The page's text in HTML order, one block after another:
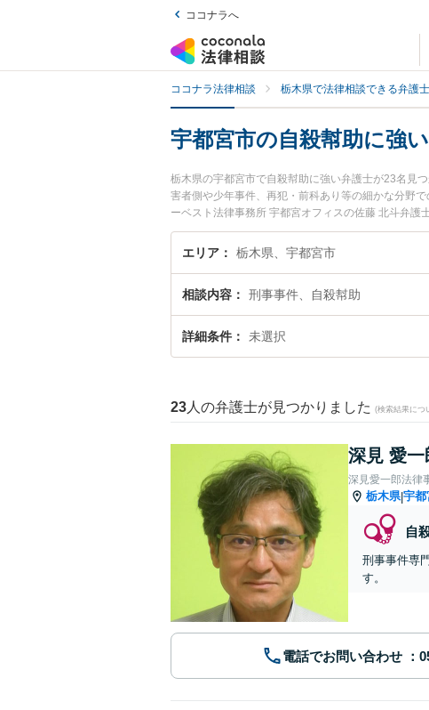
ココナラへ
ココナラ法律相談 栃木県で法律相談できる弁護士
宇都宮市の自殺幇助に強
栃木県の宇都宮市で自殺幇助に強い弁護士が23名見
害者側や少年事件、再犯・前科あり等の細かな分野
ーベスト法律事務所 宇都宮オフィスの佐藤 北斗弁
を今すぐに弁護士に相談したい』『自殺幇助のトラ
したい』などでお困りの相談者さんにおすすめです。
エリア 栃木県、宇都宮市
相談内容 刑事事件、自殺幇助
詳細条件 未選択
23 人の弁護士が見つかりました (検索結果につ
深見 愛一
深見愛一郎法律
栃木県|宇都
自
刑事事件専
す。
電話でお問い合わせ